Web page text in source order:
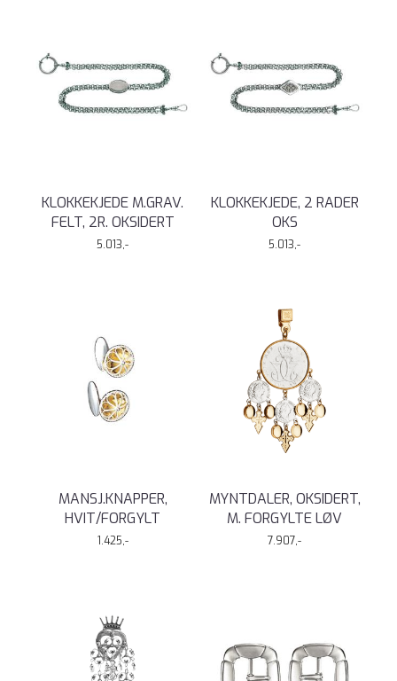
KLOKKEKJEDE M.GRAV.
FELT, 2R. OKSIDERT
5.013,-
KLOKKEKJEDE, 2 RADER
OKS
5.013,-
MANSJ.KNAPPER,
HVIT/FORGYLT
1.425,-
MYNTDALER, OKSIDERT,
M. FORGYLTE LØV
7.907,-